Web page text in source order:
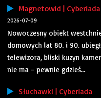
Magnetowid | Cyberiada
2026-07-09
Nowoczesny obiekt
domowych lat 80. i 90.
telewizora, bliski kuzyn
nie ma – pewnie gdzieś...
Słuchawki | Cyberiada